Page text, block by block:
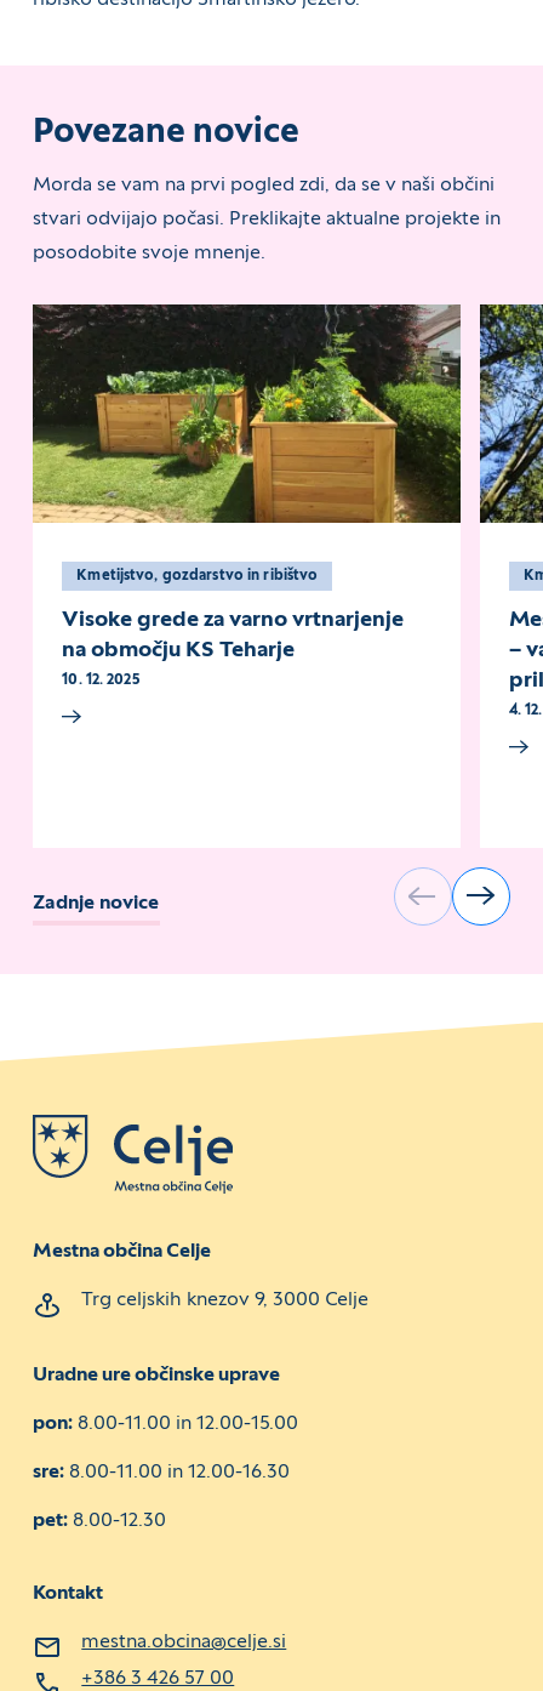
Povezane novice
Morda se vam na prvi pogled zdi, da se v naši občini
stvari odvijajo počasi. Preklikajte aktualne projekte in
posodobite svoje mnenje.
Zadnje novice
Kmetijstvo, gozdarstvo in ribištvo
Visoke grede za varno vrtnarjenje
na območju KS Teharje
10. 12. 2025
–
4.
Mestna občina Celje
Trg celjskih knezov 9, 3000 Celje
Uradne ure občinske uprave
pon: 8.00-11.00 in 12.00-15.00
sre: 8.00-11.00 in 12.00-16.30
pet: 8.00-12.30
Kontakt
mestna.obcina@celje.si
+386 3 426 57 00